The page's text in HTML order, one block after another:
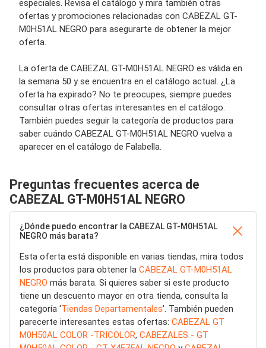
especiales. Revisa el catálogo y mira también otras
ofertas y promociones relacionadas con CABEZAL GT-
M0H51AL NEGRO para asegurarte de obtener la mejor
oferta.
La oferta de CABEZAL GT-M0H51AL NEGRO es válida en
la semana 50 y se encuentra en el catálogo actual. ¿La
oferta ha expirado? No te preocupes, siempre puedes
consultar otras ofertas interesantes en el catálogo.
También puedes seguir la categoría de productos para
saber cuándo CABEZAL GT-M0H51AL NEGRO vuelva a
aparecer en el catálogo de Falabella.
Preguntas frecuentes acerca de
CABEZAL GT-M0H51AL NEGRO
¿Dónde puedo encontrar la CABEZAL GT-M0H51AL
NEGRO más barata?
Esta oferta está disponible en varias tiendas, mira todos
los productos para obtener la CABEZAL GT-M0H51AL
NEGRO más barata. Si quieres saber si este producto
tiene un descuento mayor en otra tienda, consulta la
categoría 'Tiendas Departamentales'. También pueden
parecerte interesantes estas ofertas: CABEZAL GT
M0H50AL COLOR -TRICOLOR, CABEZALES - GT